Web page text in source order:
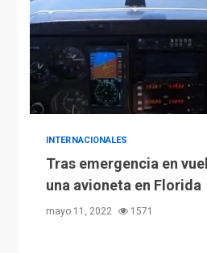
INTERNACIONALES
Tras emergencia en
una avioneta en Florida
mayo 11, 2022 1571